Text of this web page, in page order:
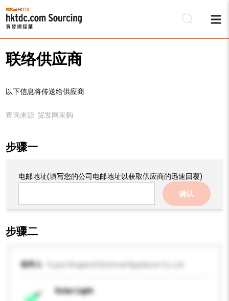
联络供应商
以下信息将传送给供应商:
查询来源: 贸发网采购
步骤一
电邮地址(填写您的公司电邮地址以获取供应商的迅速回覆)
确认
步骤二
收件人
Solar Light